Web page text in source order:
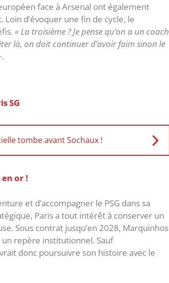
face à Arsenal ont également
d’évoquer une fin de cycle, le
« La troisième ? Je pense qu’on a un coach
là, on doit continuer d’avoir faim sinon le
SG
tombe avant Sochaux !
or !
et d’accompagner le PSG dans sa
Paris a tout intérêt à conserver un
Sous contrat jusqu’en 2028, Marquinhos
repère institutionnel. Sauf
donc poursuivre son histoire avec le